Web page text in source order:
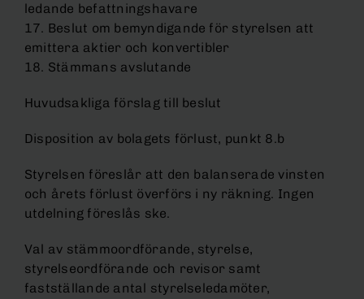
ledande befattningshavare
17. Beslut om bemyndigande för styrelsen att
emittera aktier och konvertibler
18. Stämmans avslutande
Huvudsakliga förslag till beslut
Disposition av bolagets förlust, punkt 8.b
Styrelsen föreslår att den balanserade vinsten
och årets förlust överförs i ny räkning. Ingen
utdelning föreslås ske.
Val av stämmoordförande, styrelse,
styrelseordförande och revisor samt
fastställande antal styrelseledamöter,